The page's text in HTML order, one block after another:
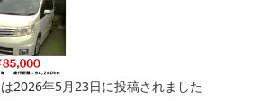
2026年5月23日に投稿されました